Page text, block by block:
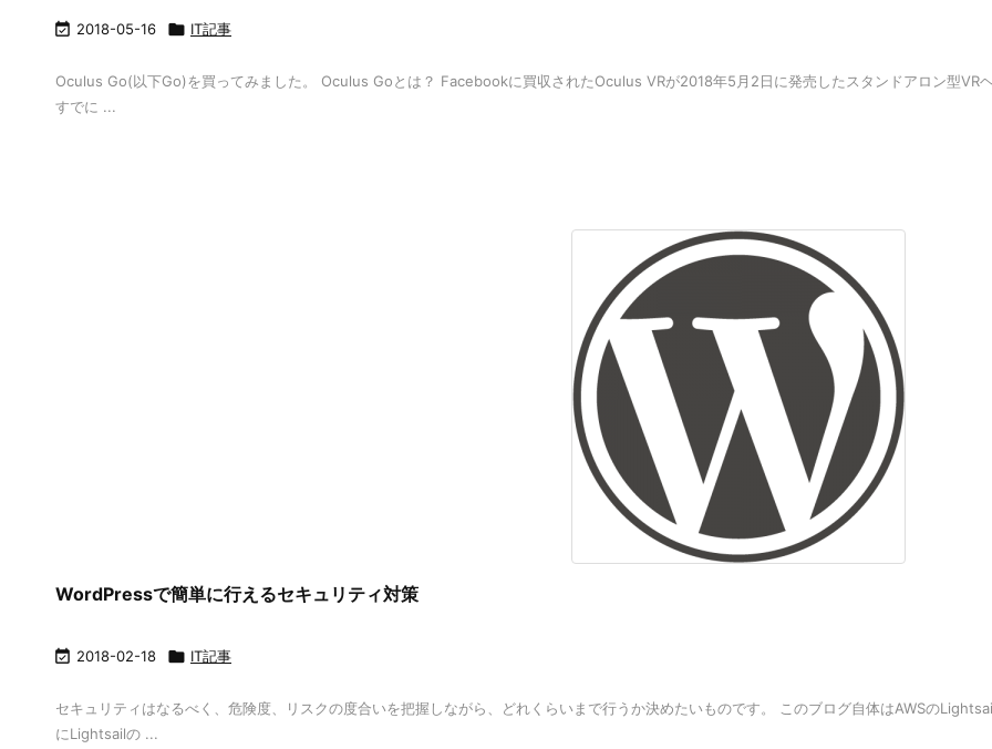
 2018-05-16  IT記事
Oculus Go(以下Go)を買ってみました。 Oculus Goとは？ Facebookに買収されたOculus VRが2018年5月2日に発売したスタンドアロン型VR
すでに ...
WordPressで簡単に行えるセキュリティ対策
 2018-02-18  IT記事
セキュリティはなるべく、危険度、リスクの度合いを把握しながら、どれくらいまで行うか決めたいものです。 このブログ自体はAWSの
にLightsailの ...